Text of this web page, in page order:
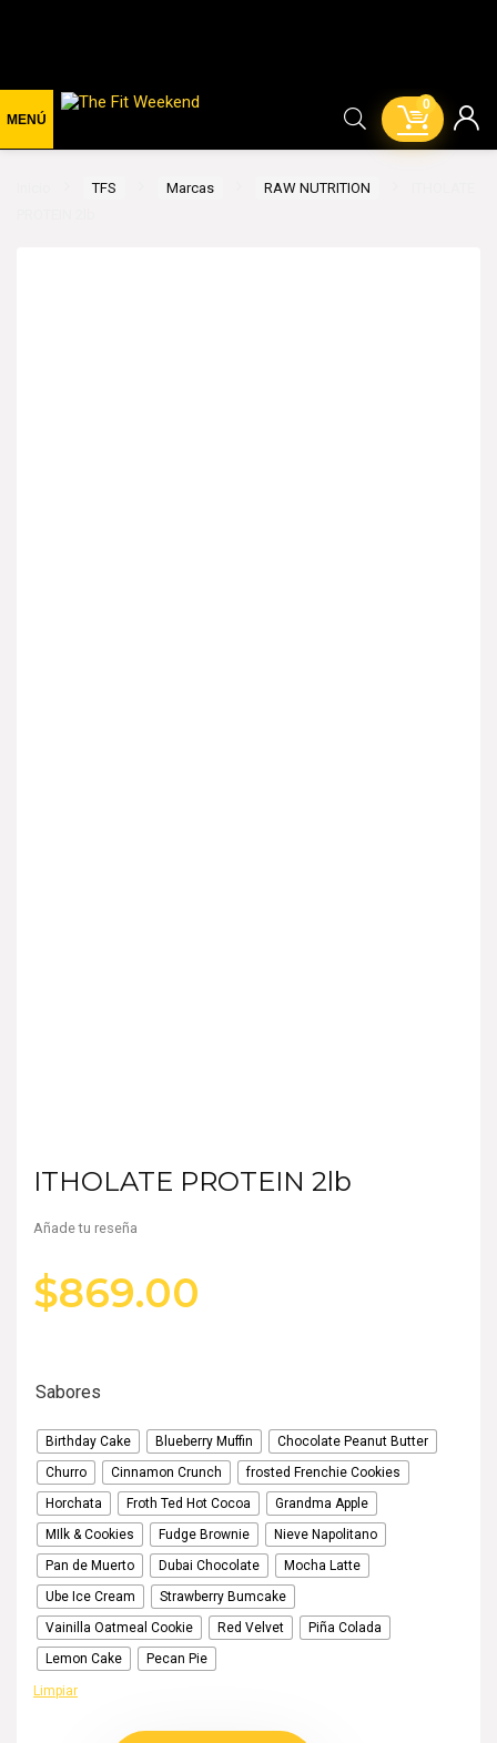
0
TFS Marcas RAW NUTRITION
ITHOLATE PROTEIN 2lb
Añade tu reseña
$869.00
Sabores
Birthday Cake Blueberry Muffin
Chocolate Peanut Butter
Churro
Cinnamon Crunch
frosted Frenchie Cookies
Horchata
Froth Ted Hot Cocoa
Grandma Apple
MIlk & Cookies
Fudge Brownie
Nieve Napolitano
Pan de Muerto
Dubai Chocolate
Mocha Latte
Ube Ice Cream
Strawberry Bumcake
Vainilla Oatmeal Cookie
Red Velvet
Piña Colada
Lemon Cake
Pecan Pie
Limpiar